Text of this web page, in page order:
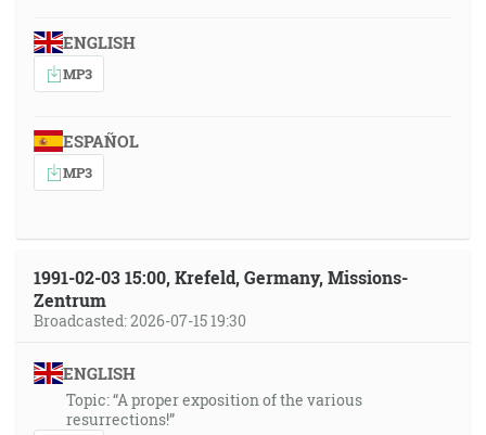
ENGLISH
MP3
ESPAÑOL
MP3
1991-02-03 15:00, Krefeld, Germany, Missions-
Zentrum
Broadcasted: 2026-07-15 19:30
ENGLISH
Topic: “A proper exposition of the various
resurrections!”